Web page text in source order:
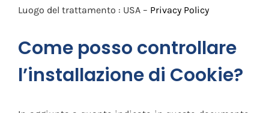
Luogo del trattamento : USA – Privacy Policy
Come posso controllare
l’installazione di Cookie?